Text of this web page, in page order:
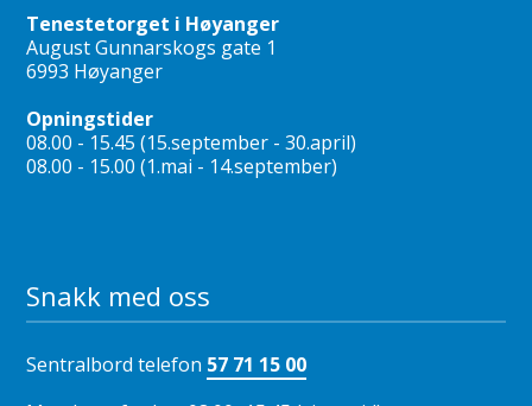
Tenestetorget i Høyanger
August Gunnarskogs gate 1
6993 Høyanger
Opningstider
08.00 - 15.45 (15.september - 30.april)
08.00 - 15.00 (1.mai - 14.september)
Snakk med oss
Sentralbord telefon 57 71 15 00